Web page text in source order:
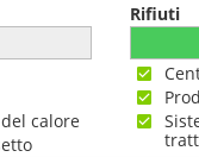
calore
Rifiuti